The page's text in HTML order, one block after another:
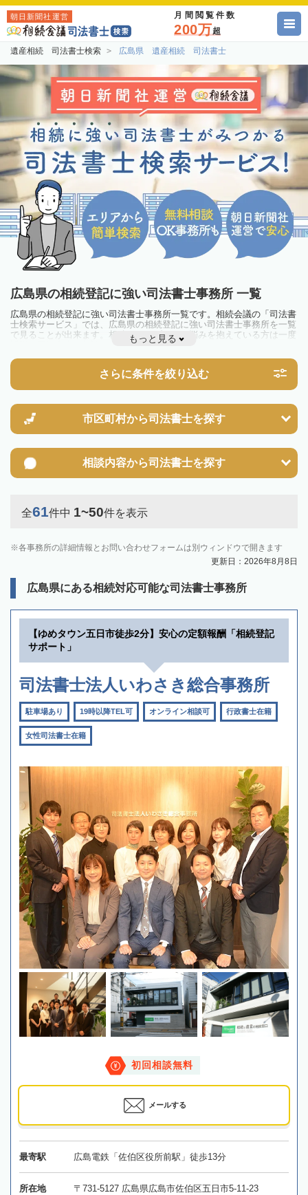
朝日新聞社運営 月間閲覧件数
200万超
遺産相続 司法書士検索 広島県 遺産相続 司法書士
広島県の相続登記に強い司法書士事務所 一覧
広島県の相続登記に強い司法書士事務所一覧です。相続会議の「司法書
士検索サービス」では、広島県の相続登記に強い司法書士事務所を一覧
で見ることが出来ます。相続のトラブルやお悩みを抱えている方は一度
近隣の司法書士に相談してみましょう。
不動産を相続した場合、相続を知った日から3年以内に登記しないと、
10万円以下の過料が科せられるため、速やかな手続きが必要です。義務
化前の相続も対象となるため注意しましょう。
す。その他の相続手続きも任せることが可能です。
また、義務化に伴い、相続人申告登記制度が創設されました。遺産分割
の話し合いがまとまらず登記できない場合は、この制度の活用を検討し
もっと見る
さらに条件を絞り込む
市区町村から司法書士を探す
相談内容から司法書士を探す
全61件中 1~50件を表示
各事務所の詳細情報とお問い合わせフォームは別ウィンドウで開きます
更新日：2026年8月8日
広島県にある相続対応可能な司法書士事務所
【ゆめタウン五日市徒歩2分】安心の定額報酬「相続登記
サポート」
司法書士法人いわさき総合事務所
駐車場あり 19時以降TEL可 オンライン相談可 行政書士在籍
女性司法書士在籍
初回相談無料
メールする
最寄駅 広島電鉄「佐伯区役所前駅」徒歩13分
所在地 〒731-5127 広島県広島市佐伯区五日市5-11-23